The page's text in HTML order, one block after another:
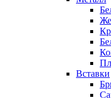
Вставки